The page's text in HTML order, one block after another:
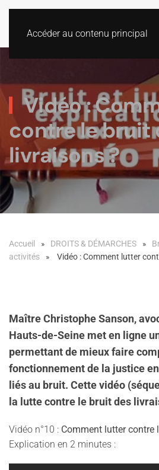
Accéder au contenu principal
Vidéo :
contre le bruit
livraisons ?
Accueil DROITS & DÉMARCHES
activités
Vidéo : Comment lutter
Maître Christophe Sanson,
Hauts-de-Seine met en ligne
permettant de mieux faire
fonctionnement de la justice
liés au bruit. Cette vidéo
la lutte contre le bruit des
Vidéo n°10 : Comment lutter contre
Explication en 2 minutes :